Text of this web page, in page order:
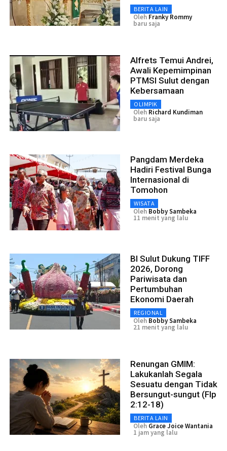
BERITA LAIN
Oleh Franky Rommy
baru saja
Alfrets Temui Andrei,
Awali Kepemimpinan
PTMSI Sulut dengan
Kebersamaan
OLIMPIK
Oleh Richard Kundiman
baru saja
Pangdam Merdeka
Hadiri Festival Bunga
Internasional di
Tomohon
WISATA
Oleh Bobby Sambeka
11 menit yang lalu
BI Sulut Dukung TIFF
2026, Dorong
Pariwisata dan
Pertumbuhan
Ekonomi Daerah
REGIONAL
Oleh Bobby Sambeka
21 menit yang lalu
Renungan GMIM:
Lakukanlah Segala
Sesuatu dengan Tidak
Bersungut-sungut (Flp
2:12-18)
BERITA LAIN
Oleh Grace Joice Wantania
1 jam yang lalu